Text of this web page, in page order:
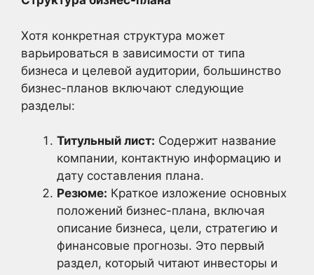
Хотя конкретная структура может
варьироваться в зависимости от типа
бизнеса и целевой аудитории, большинство
бизнес-планов включают следующие
разделы:
Титульный лист: Содержит название
компании, контактную информацию и
дату составления плана.
Резюме: Краткое изложение основных
положений бизнес-плана, включая
описание бизнеса, цели, стратегию и
финансовые прогнозы. Это первый
раздел, который читают инвесторы и